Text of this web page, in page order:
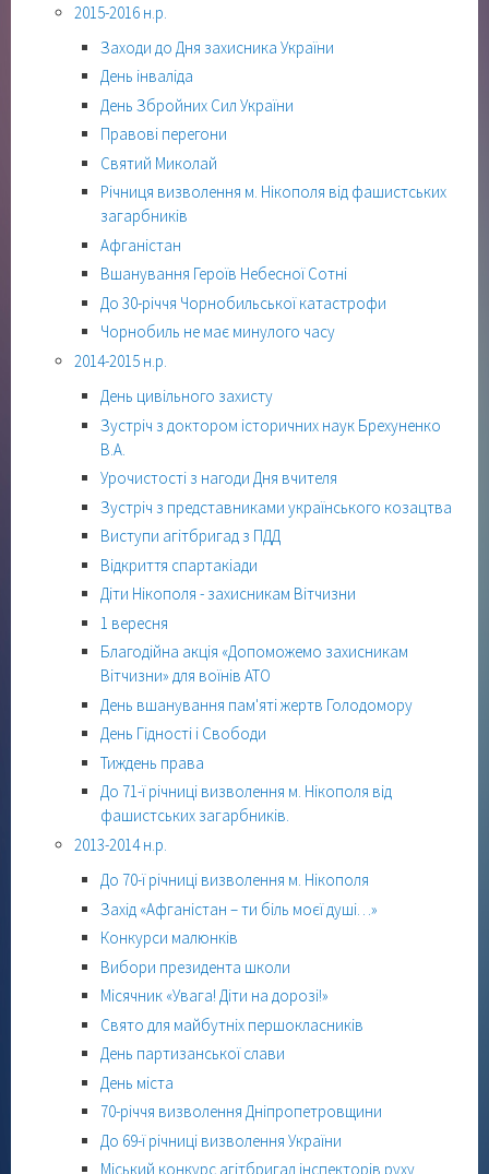
2015-2016 н.р.
Заходи до Дня захисника України
День інваліда
День Збройних Сил України
Правові перегони
Святий Миколай
Річниця визволення м. Нікополя від фашистських
загарбників
Афганістан
Вшанування Героїв Небесної Сотні
До 30-річчя Чорнобильської катастрофи
Чорнобиль не має минулого часу
2014-2015 н.р.
День цивільного захисту
Зустріч з доктором історичних наук Брехуненко
В.А.
Урочистості з нагоди Дня вчителя
Зустріч з представниками українського козацтва
Виступи агітбригад з ПДД
Відкриття спартакіади
Діти Нікополя - захисникам Вітчизни
1 вересня
Благодійна акція «Допоможемо захисникам
Вітчизни» для воїнів АТО
День вшанування пам'яті жертв Голодомору
День Гідності і Свободи
Тиждень права
До 71-ї річниці визволення м. Нікополя від
фашистських загарбників.
2013-2014 н.р.
До 70-ї річниці визволення м. Нікополя
Захід «Афганістан – ти біль моєї душі…»
Конкурси малюнків
Вибори президента школи
Місячник «Увага! Діти на дорозі!»
Свято для майбутніх першокласників
День партизанської слави
День міста
70-річчя визволення Дніпропетровщини
До 69-ї річниці визволення України
Міський конкурс агітбригад інспекторів руху